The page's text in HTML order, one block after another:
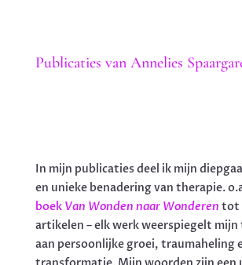
Publicaties van Annelies
In mijn publicaties deel ik mijn
en unieke benadering van therapie.
boek Van Wonden naar Wonderen tot
artikelen – elk werk weerspiegelt
aan persoonlijke groei, traumaheling